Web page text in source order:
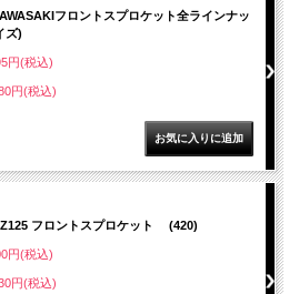
フロントスプロケット全ラインナッ
ズ)
円(税込)
円(税込)
フロントスプロケット (420)
円(税込)
円(税込)